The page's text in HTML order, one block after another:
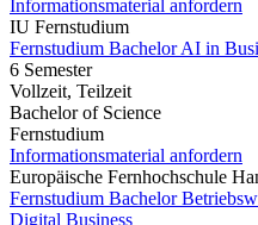
Informationsmaterial anfordern
IU Fernstudium
Fernstudium Bachelor AI in
6 Semester
Vollzeit, Teilzeit
Bachelor of Science
Fernstudium
Informationsmaterial anfordern
Europäische Fernhochschule
Fernstudium Bachelor
Digital Business